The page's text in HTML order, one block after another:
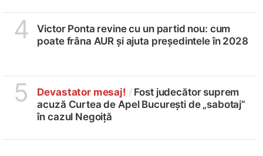
4
Victor Ponta revine cu un partid nou: cum
poate frâna AUR și ajuta președintele în 2028
5 Devastator mesaj! / Fost judecător suprem
acuză Curtea de Apel București de „sabotaj”
în cazul Negoiță